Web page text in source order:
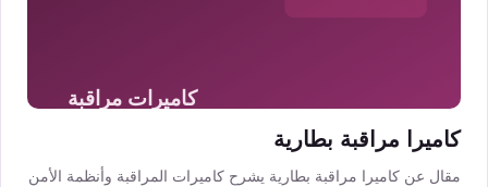
كاميرا مراقبة بطارية
مقال عن كاميرا مراقبة بطارية يشرح كاميرات المراقبة وأنظمة الأمن